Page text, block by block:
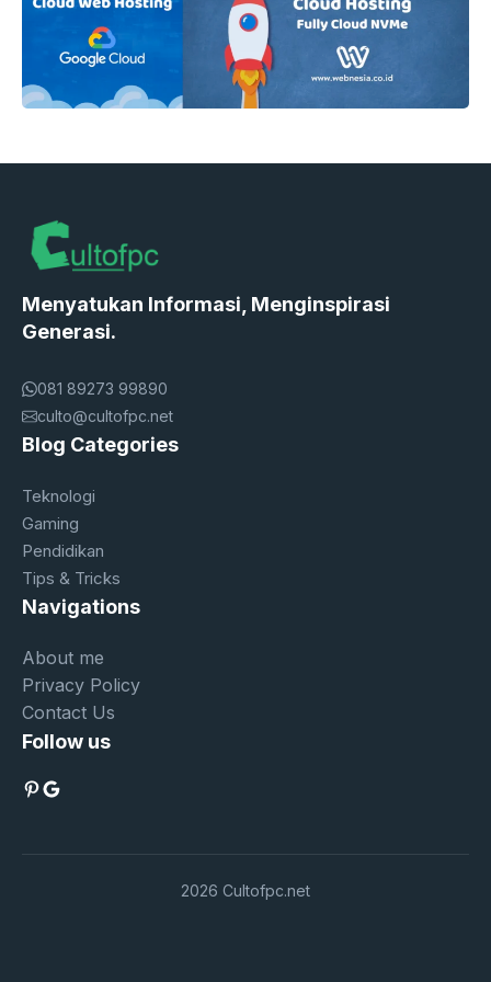
Menyatukan Informasi, Menginspirasi
Generasi.
081 89273 99890
culto@cultofpc.net
Blog Categories
Teknologi
Gaming
Pendidikan
Tips & Tricks
Navigations
About me
Privacy Policy
Contact Us
Follow us
Pinterest
Google
2026 Cultofpc.net